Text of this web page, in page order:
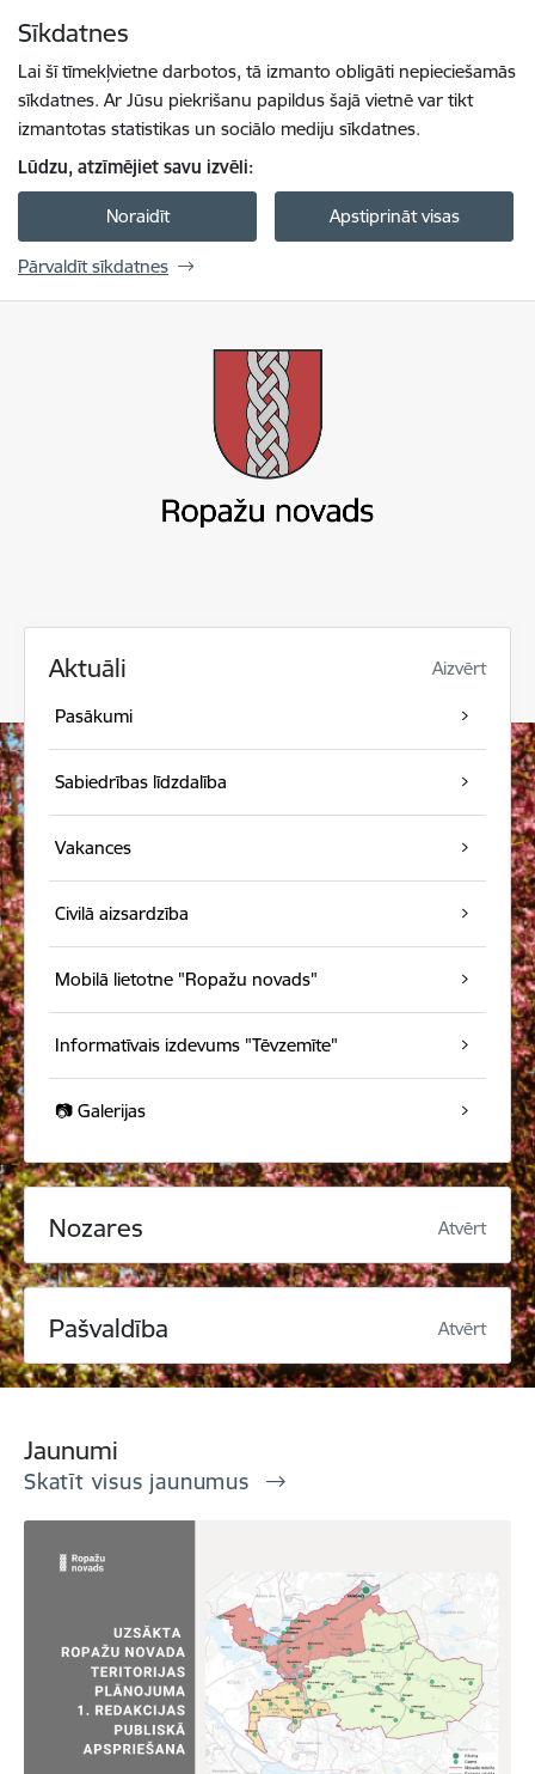
Sīkdatnes
Lai šī tīmekļvietne darbotos, tā izmanto obligāti nepieciešamās
sīkdatnes. Ar Jūsu piekrišanu papildus šajā vietnē var tikt
izmantotas statistikas un sociālo mediju sīkdatnes.
Lūdzu, atzīmējiet savu izvēli:
Noraidīt Apstiprināt visas
Pārvaldīt sīkdatnes
Aktuāli Aizvērt
Pasākumi
Sabiedrības līdzdalība
Vakances
Civilā aizsardzība
Mobilā lietotne "Ropažu novads"
Informatīvais izdevums "Tēvzemīte"
📷 Galerijas
Nozares Atvērt
Pašvaldība Atvērt
Jaunumi
Skatīt visus jaunumus